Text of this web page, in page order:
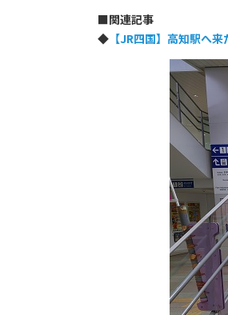
■関連記事
◆ 【JR四国】高知駅へ